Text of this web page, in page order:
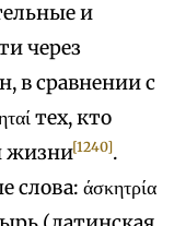
и
через
в сравнении с
тех, кто
жизни[1240].
άσκητρία